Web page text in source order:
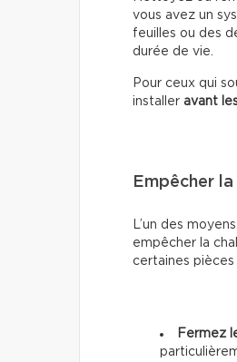
vous avez un
feuilles ou des
durée de vie.
Pour ceux qui
installer avant
Empêcher
L’un des
empêcher la
certaines pièces
Fermez